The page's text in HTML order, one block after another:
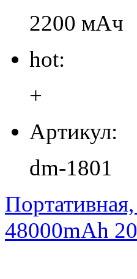
2200 мАч
hot:
+
Артикул:
dm-1801
48000mAh